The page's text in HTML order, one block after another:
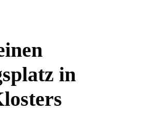
inen
splatz in
losters